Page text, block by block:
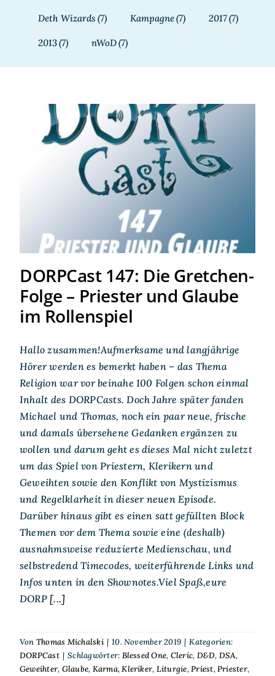
Deth Wizards (7) Kampagne(7) 2017(7)
2013(7) nWoD(7)
DORPCast 147: Die
Gretchen-Folge – Priester
und Glaube im Rollenspiel
DORPCast 147: Die Gretchen-
Folge – Priester und Glaube
im Rollenspiel
Hallo zusammen!Aufmerksame und langjährige
Hörer werden es bemerkt haben – das Thema
Religion war vor beinahe 100 Folgen schon einmal
Inhalt des DORPCasts. Doch Jahre später fanden
Michael und Thomas, noch ein paar neue, frische
und damals übersehene Gedanken ergänzen zu
wollen und darum geht es dieses Mal nicht zuletzt
um das Spiel von Priestern, Klerikern und
Geweihten sowie den Konflikt von Mystizismus
und Regelklarheit in dieser neuen Episode.
Darüber hinaus gibt es einen satt gefüllten Block
Themen vor dem Thema sowie eine (deshalb)
ausnahmsweise reduzierte Medienschau, und
selbstredend Timecodes, weiterführende Links und
Infos unten in den Shownotes.Viel Spaß,eure
DORP[...]
Von Thomas Michalski | 10. November 2019 | Kategorien:
DORPCast | Schlagwörter: Blessed One, Cleric, D&D, DSA,
Geweihter, Glaube, Karma,Kleriker, Liturgie,Priest,Priester,